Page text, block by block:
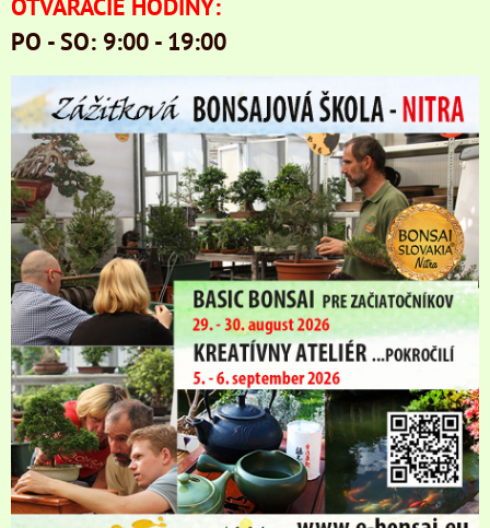
OTVÁRACIE HODINY:
PO - SO: 9:00 - 19:00